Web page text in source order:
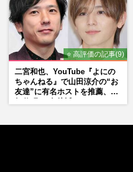
⭐ 高評価の記事(9)
二宮和也、YouTube『よにの
ちゃんねる』で山田涼介の“お
友達”に有名ホストを推薦、歌